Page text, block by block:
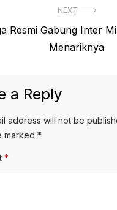
NEXT
Resmi Gabung Inter
Menariknya
a Reply
address will not be
marked *
*